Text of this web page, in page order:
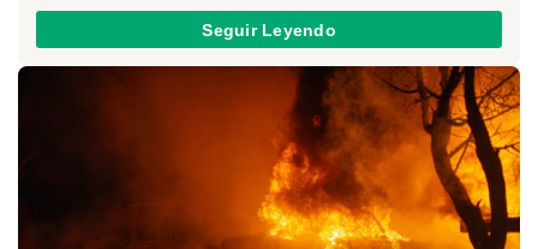
Seguir Leyendo